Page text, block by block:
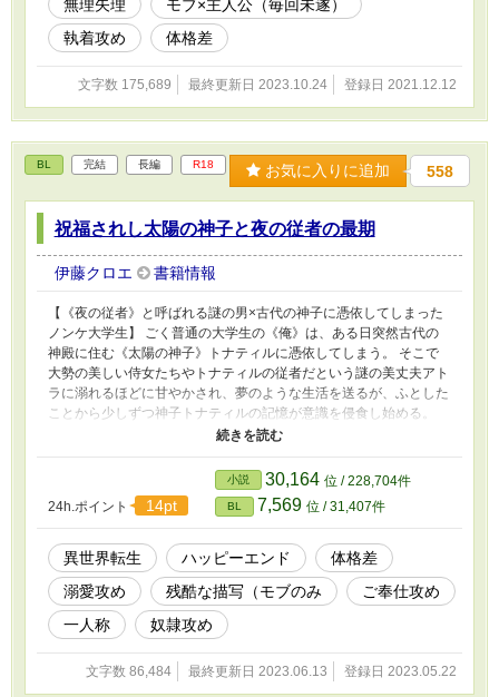
無理矢理
モブ×主人公（毎回未遂）
執着攻め
体格差
文字数 175,689 最終更新日 2023.10.24 登録日 2021.12.12
BL 完結 長編 R18 お気に入りに追加 558
祝福されし太陽の神子と夜の従者の最期
伊藤クロエ 書籍情報
【《夜の従者》と呼ばれる謎の男×古代の神子に憑依してしまった
ノンケ大学生】 ごく普通の大学生の《俺》は、ある日突然古代の
神殿に住む《太陽の神子》トナティルに憑依してしまう。 そこで
大勢の美しい侍女たちやトナティルの従者だという謎の美丈夫アト
ラに溺れるほどに甘やかされ、夢のような生活を送るが、ふとした
ことから少しずつ神子トナティルの記憶が意識を侵食し始める。
トナティルが待ち望んでいる《最後の祭り》と《大事な役目》とは
なんなのか。アトラは一体何者なのか。 異世界憑依しちゃったノ
ンケ大学生くんが謎の褐色イケメンスパダリに溺愛ご奉仕されなが
ら快楽調教されてるちょっとダークな感じのなんちゃって伝奇サス
ペンスＢＬです ★ぶらいべったーで連載してた物を手直ししまし
た。 ★こんなタイトルですが最後はちゃんとハッピーエンドです
★実在する文明等の名前が出てきますが全部なんちゃってなので雰
囲気で読んでください。 ★他サイトさんにも載せています。 【ご
注意】 モブ子さんとの性的な接触シーンが出てきますが、おさわ
り程度で終わります。 残酷なシーンはモブに対してのみです。
24h.ポイント 14pt
小説 30,164 位 / 228,704件
BL 7,569 位 / 31,407件
異世界転生 ハッピーエンド
体格差
溺愛攻め
残酷な描写（モブのみ
ご奉仕攻め
一人称
奴隷攻め
文字数 86,484 最終更新日 2023.06.13 登録日 2023.05.22